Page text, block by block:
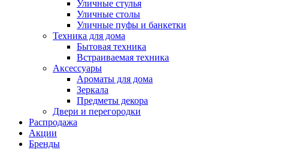
Уличные стулья
Уличные столы
Уличные пуфы и банкетки
Техника для дома
Бытовая техника
Встраиваемая техника
Аксессуары
Ароматы для дома
Зеркала
Предметы декора
Двери и перегородки
Распродажа
Акции
Бренды